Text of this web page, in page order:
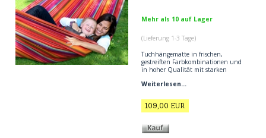
Mehr als 10 auf Lager
(Lieferung 1-3 Tage)
Tuchhängematte in frischen,
gestreiften Farbkombinationen und
in hoher Qualität mit starken
zum Entspannen oder Spielen. Die
Einrichtungen und Familien mit
vielen Kindern und ihren
Strapazierfähige Tuchhängematte
speziell gut geeignet zum Spielen
Weiterlesen...
109,00 EUR